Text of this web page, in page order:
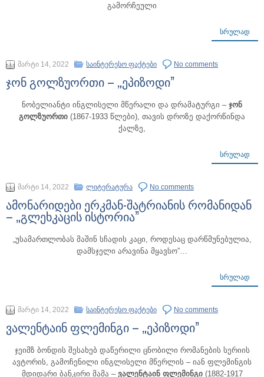
გამორჩეული
ᲡᲠᲣᲚᲐᲓ
მარტი 14, 2022 საინტერესო ფაქტები No comments
ჯონ გოლზუორთი – „ეპიზოდი”
ნობელიანტი ინგლისელი მწერალი და დრამატურგი – ჯონ
გოლზუორთი (1867-1933 წლები), თავის დროზე დაქორწინდა
ქალზე,
ᲡᲠᲣᲚᲐᲓ
მარტი 14, 2022 ლიტერატურა No comments
ამონარიდები ერკმან-შატრიანის რომანიდან
– „გლეხკაცის ისტორია”
„უსამართლობას მაშინ სჩადის კაცი, როდესაც დარწმუნებულია,
დამსჯელი არავინა მყავსო”…
ᲡᲠᲣᲚᲐᲓ
მარტი 14, 2022 საინტერესო ფაქტები No comments
ვალენტაინ ფლემინგი – „ეპიზოდი”
ჯეიმზ ბონდის შესახებ დაწერილი ცნობილი რომანების სერიის
ავტორის, გამოჩენილი ინგლისელი მწერლის – იან ფლემინგის
მდიდარი ბანკირი მამა – ვალენტაინ ფლემინგი(1882-1917